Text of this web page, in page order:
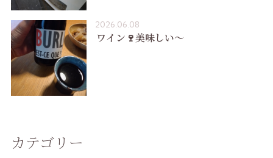
2026.06.08
ワイン🍷美味しい〜
カテゴリー